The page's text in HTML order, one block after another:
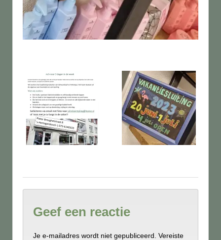
Geef een reactie
Je e-mailadres wordt niet gepubliceerd. Vereiste